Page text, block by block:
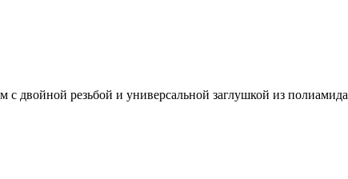
двойной резьбой и универсальной заглушкой из